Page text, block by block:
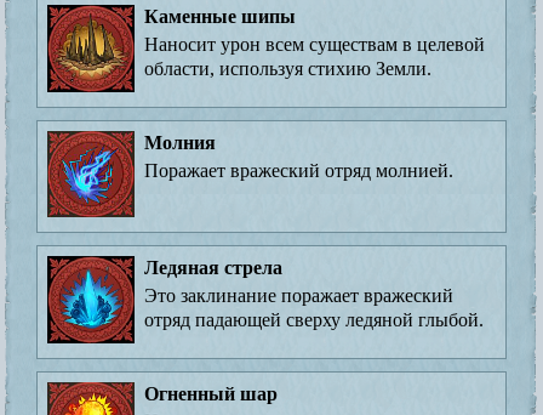
Каменные шипы
Наносит урон всем существам в целевой
области, используя стихию Земли.
Молния
Поражает вражеский отряд молнией.
Ледяная стрела
Это заклинание поражает вражеский
отряд падающей сверху ледяной глыбой.
Огненный шар